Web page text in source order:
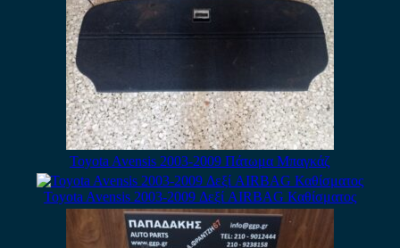
Toyota Avensis 2003-2009 Πάτωμα Μπαγκάζ
Toyota Avensis 2003-2009 Δεξί AIRBAG Καθίσματος